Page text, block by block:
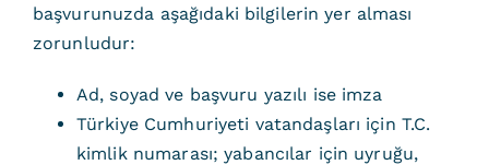
başvurunuzda aşağıdaki bilgilerin yer alması
zorunludur:
Ad, soyad ve başvuru yazılı ise imza
Türkiye Cumhuriyeti vatandaşları için T.C.
kimlik numarası; yabancılar için uyruğu,